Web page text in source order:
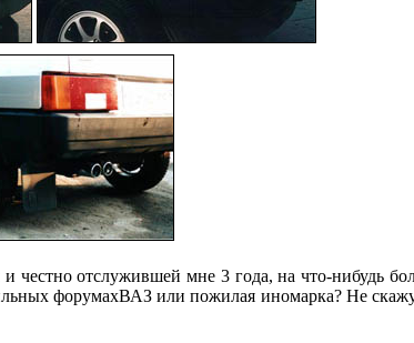
отслужившей мне 3 года, на что-нибудь
форумахВАЗ или пожилая иномарка? Не